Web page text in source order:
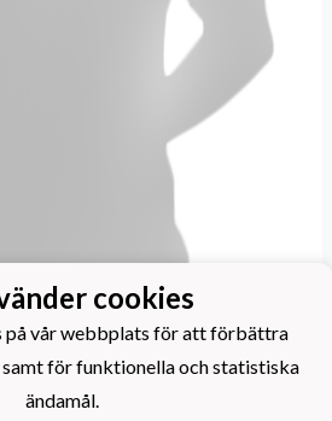
cookies
på vår webbplats för att förbättra
samt för funktionella och statistiska
ändamål.